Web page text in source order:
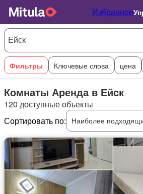
Избранное
Фильтры Ключевые слова цена
Комнаты Аренда в Ейск
120 доступные объекты
Сортировать по:
Наиболее